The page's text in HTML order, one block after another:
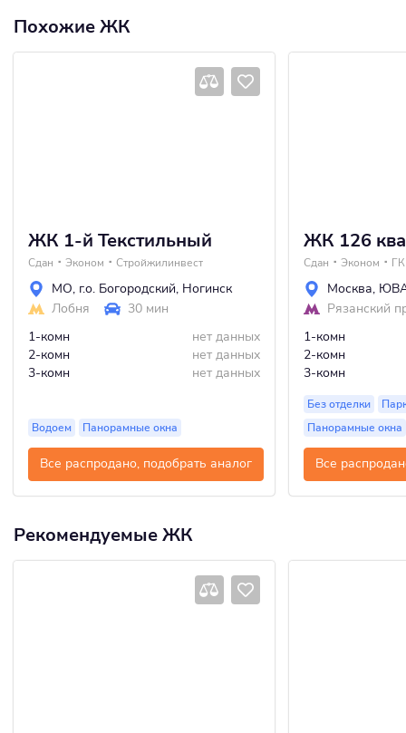
Похожие ЖК
ЖК 1-й Текстильный
Сдан Эконом Стройжилинвест
МО, г.о. Богородский, Ногинск
Лобня
30 мин
1-комн
нет данных
2-комн
нет данных
3-комн
нет данных
Водоем Панорамные окна
Все распродано, подобрать аналог
ЖК 126
Сдан Эконом
Москва,
Рязанский
1-комн
2-комн
3-комн
Без отделки
Панорамные окна
Все
Рекомендуемые ЖК